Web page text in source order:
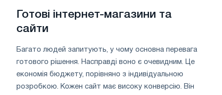
Готові інтернет-магазини та
сайти
Багато людей запитують, у чому основна перевага
готового рішення. Насправді воно є очевидним. Це
економія бюджету, порівняно з індивідуальною
розробкою. Кожен сайт має високу конверсію. Він